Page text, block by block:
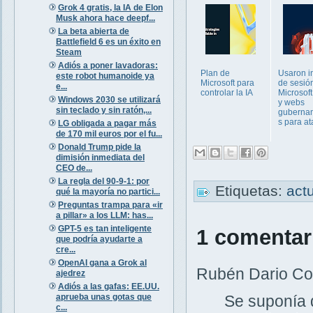
Grok 4 gratis, la IA de Elon
Musk ahora hace deepf...
La beta abierta de
Battlefield 6 es un éxito en
Steam
Adiós a poner lavadoras:
este robot humanoide ya
e...
Windows 2030 se utilizará
sin teclado y sin ratón,...
LG obligada a pagar más
de 170 mil euros por el fu...
Donald Trump pide la
dimisión inmediata del
CEO de...
La regla del 90-9-1: por
qué la mayoría no partici...
Preguntas trampa para «ir
a pillar» a los LLM: has...
GPT-5 es tan inteligente
que podría ayudarte a
cre...
OpenAI gana a Grok al
ajedrez
Adiós a las gafas: EE.UU.
aprueba unas gotas que
c...
Plan de
Microsoft para
controlar la IA
Usaron
de
y webs
s para
Etiquetas:
1
Rubén Dario
Se suponía